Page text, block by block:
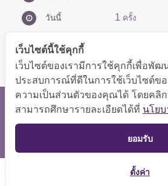
วันนี้ 1 ครั้ง
สงวนลิขสิทธิ์ © 2566 กองบริ
แสดงผลได้ดีที่ขนาดหน้าจอ
แผนผังเว็บไ
เว็บไซต์นี้ใช้คุกกี้
เว็บไซต์ของเรามีการใช้คุกกี้เพื่อพั
ประสบการณ์ที่ดีในการใช้เว็บไซต์ข
ความเป็นส่วนตัวของคุณได้ โดยค
สามารถศึกษารายละเอียดได้ที่ นโย
ยอมรับ
ตั้งค่า